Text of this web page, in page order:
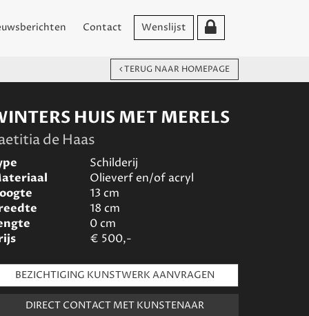
Contact Wenslijst
TERUG NAAR HOMEPAGE
HUIS MET MERELS
de Haas
Schilderij
Olieverf en/of acryl
13 cm
18 cm
0cm
€ 500,-
BEZICHTIGING KUNSTWERK AANVRAGEN
DIRECT CONTACT MET KUNSTENAAR